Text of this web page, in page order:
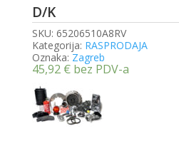
D/K
SKU: 65206510A8RV
Kategorija: RASPRODAJA
Oznaka: Zagreb
45,92 € bez PDV-a